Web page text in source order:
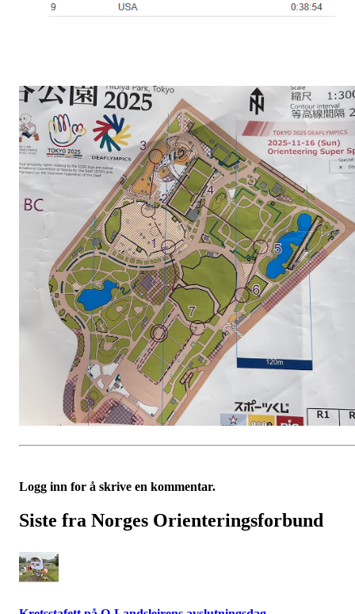
Logg inn for å skrive en kommentar.
Siste fra Norges Orienteringsforbund